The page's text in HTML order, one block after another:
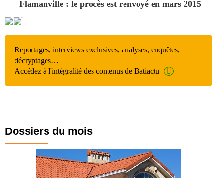
Flamanville : le procès est renvoyé en mars 2015
Reportages, interviews exclusives, analyses, enquêtes,
décryptages…
Accédez à l'intégralité des contenus de Batiactu
Dossiers du mois